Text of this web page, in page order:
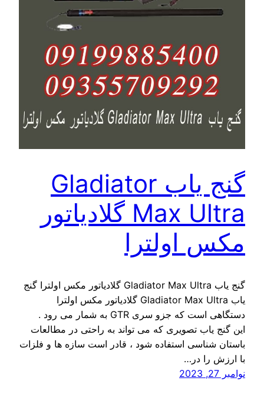
گنج یاب Gladiator
Max Ultra گلادیاتور
مکس اولترا
گنج یاب Gladiator Max Ultra گلادیاتور مکس اولترا گنج
یاب Gladiator Max Ultra گلادیاتور مکس اولترا
دستگاهی است که جزو سری GTR به شمار می رود .
این گنج یاب تصویری که می تواند به راحتی در مطالعات
باستان شناسی استفاده شود ، قادر است سازه ها و فلزات
با ارزش را در…
نوامبر 27, 2023